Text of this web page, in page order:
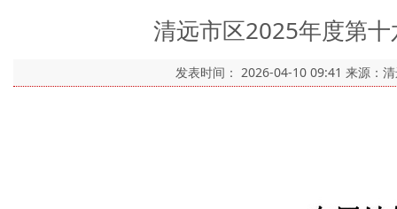
清远市区2025年度第
发表时间： 2026-04-10 09:41 来源：